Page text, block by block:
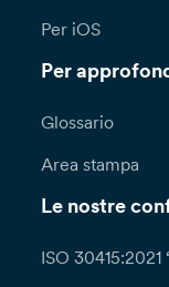
Per iOS
Per
Glossario
Area stampa
Le nostre
ISO